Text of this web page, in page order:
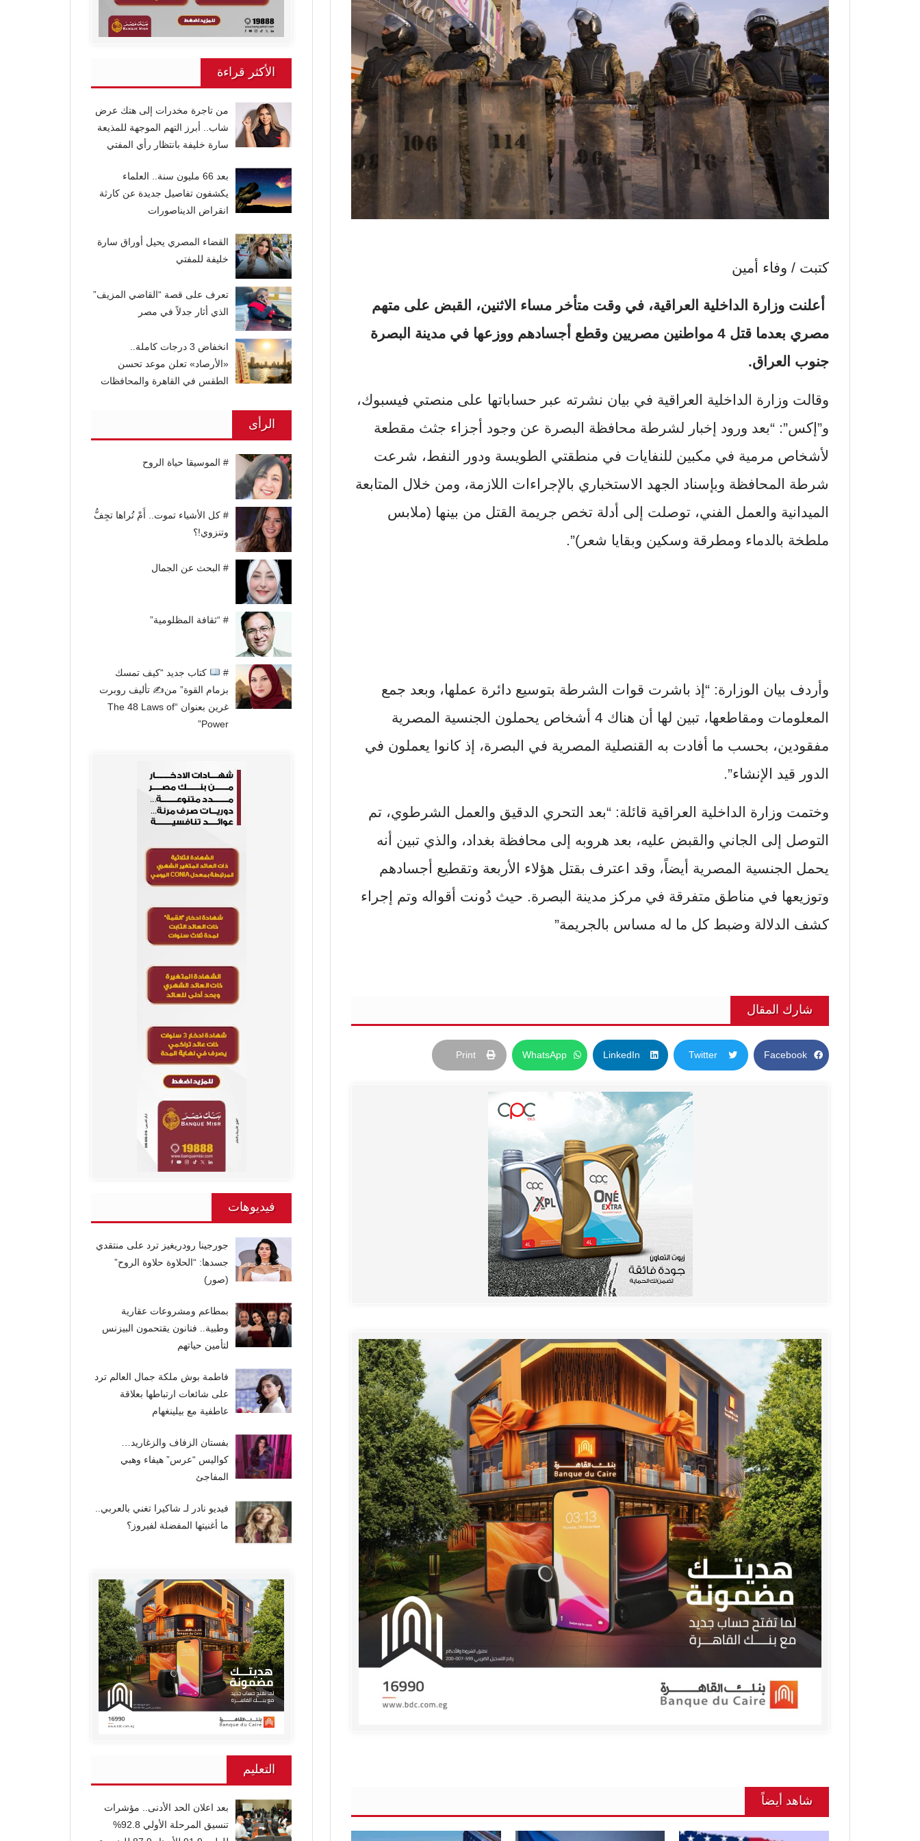
كتبت / وفاء أمين
أعلنت وزارة الداخلية العراقية، في وقت متأخر مساء الاثنين، القبض على متهم
مصري بعدما قتل 4 مواطنين مصريين وقطع أجسادهم ووزعها في مدينة البصرة
جنوب العراق.
وقالت وزارة الداخلية العراقية في بيان نشرته عبر حساباتها على منصتي فيسبوك،
و”إكس”: “بعد ورود إخبار لشرطة محافظة البصرة عن وجود أجزاء جثث مقطعة
لأشخاص مرمية في مكبين للنفايات في منطقتي الطويسة ودور النفط، شرعت
شرطة المحافظة وبإسناد الجهد الاستخباري بالإجراءات اللازمة، ومن خلال المتابعة
الميدانية والعمل الفني، توصلت إلى أدلة تخص جريمة القتل من بينها (ملابس
ملطخة بالدماء ومطرقة وسكين وبقايا شعر)”.
وأردف بيان الوزارة: “إذ باشرت قوات الشرطة بتوسيع دائرة عملها، وبعد جمع
المعلومات ومقاطعها، تبين لها أن هناك 4 أشخاص يحملون الجنسية المصرية
مفقودين، بحسب ما أفادت به القنصلية المصرية في البصرة، إذ كانوا يعملون في
الدور قيد الإنشاء”.
وختمت وزارة الداخلية العراقية قائلة: “بعد التحري الدقيق والعمل الشرطوي، تم
التوصل إلى الجاني والقبض عليه، بعد هروبه إلى محافظة بغداد، والذي تبين أنه
يحمل الجنسية المصرية أيضاً، وقد اعترف بقتل هؤلاء الأربعة وتقطيع أجسادهم
وتوزيعها في مناطق متفرقة في مركز مدينة البصرة. حيث دُونت أقواله وتم إجراء
كشف الدلالة وضبط كل ما له مساس بالجريمة”
شارك المقال
Facebook
Twitter
LinkedIn
WhatsApp
Print
شاهد أيضاً
الأكثر قراءة
من تاجرة مخدرات إلى هتك عرض
شاب.. أبرز التهم الموجهة للمذيعة
سارة خليفة بانتظار رأي المفتي
بعد 66 مليون سنة.. العلماء
يكشفون تفاصيل جديدة عن كارثة
انقراض الديناصورات
القضاء المصري يحيل أوراق سارة
خليفة للمفتي
تعرف على قصة “القاضي المزيف”
الذي أثار جدلاً في مصر
انخفاض 3 درجات كاملة..
«الأرصاد» تعلن موعد تحسن
الطقس في القاهرة والمحافظات
الرأى
# الموسيقا حياة الروح
# كل الأشياء تموت.. أَمْ تُراها تجِفُّ
وتنزوي!؟
# البحث عن الجمال
# “ثقافة المظلومية”
#
كتاب جديد “كيف تمسك
بزمام القوة” من✍ تأليف روبرت
غرين بعنوان “The 48 Laws of
Power”
فيديوهات
جورجينا رودريغيز ترد على منتقدي
جسدها: “الحلاوة حلاوة الروح”
(صور)
بمطاعم ومشروعات عقارية
وطبية.. فنانون يقتحمون البيزنس
لتأمين حياتهم
فاطمة بوش ملكة جمال العالم ترد
على شائعات ارتباطها بعلاقة
عاطفية مع بيلينغهام
بفستان الزفاف والزغاريد…
كواليس “عرس” هيفاء وهبي
المفاجئ
فيديو نادر لـ شاكيرا تغني بالعربي..
ما أغنيتها المفضلة لفيروز؟
التعليم
بعد اعلان الحد الأدنى.. مؤشرات
تنسيق المرحلة الأولي 92.8%